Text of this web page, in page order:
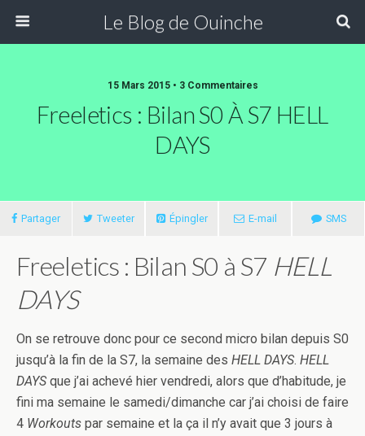
Le Blog de Ouinche
15 Mars 2015 • 3 Commentaires
Freeletics : Bilan S0 À S7 HELL
DAYS
Partager Tweeter Épingler E-mail SMS
Freeletics : Bilan S0 à S7 HELL
DAYS
On se retrouve donc pour ce second micro bilan depuis S0
jusqu’à la fin de la S7, la semaine des HELL DAYS. HELL
DAYS que j’ai achevé hier vendredi, alors que d’habitude, je
fini ma semaine le samedi/dimanche car j’ai choisi de faire
4 Workouts par semaine et la ça il n’y avait que 3 jours à